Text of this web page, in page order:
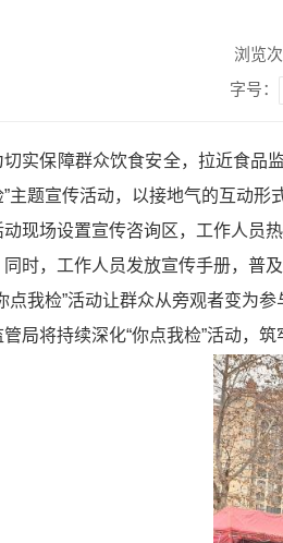
浏览次
字号：
切实保障群众饮食安全，拉近食品
”主题宣传活动，以接地气的互动形
动现场设置宣传咨询区，工作人员
时，工作人员发放宣传手册，普
点我检”活动让群众从旁观者变为
局将持续深化“你点我检”活动，筑